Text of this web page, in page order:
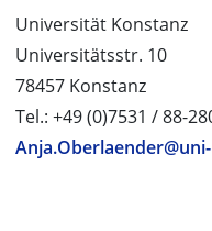
Universität Konstanz
Universitätsstr. 10
78457 Konstanz
Tel.: +49 (0)7531 / 88-